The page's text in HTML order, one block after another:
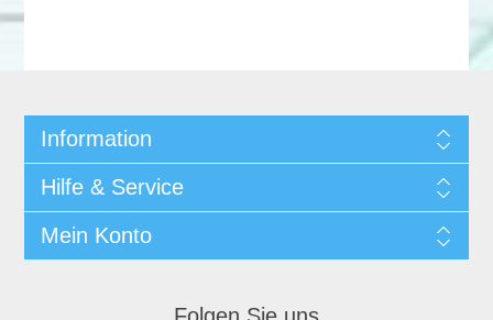
Information
Hilfe & Service
Mein Konto